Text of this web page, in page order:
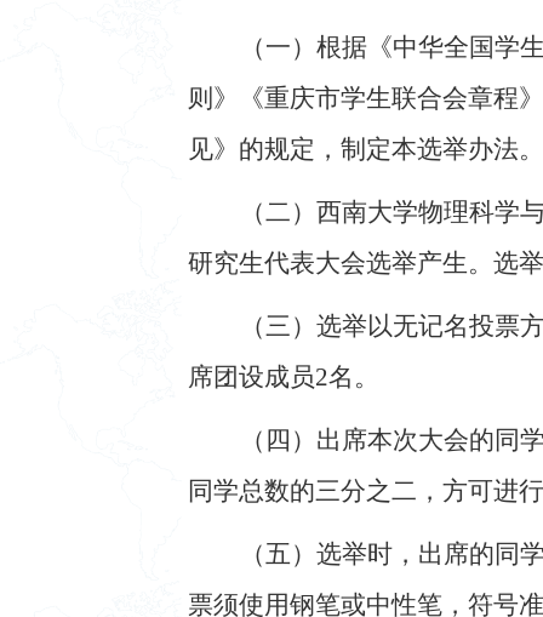
（一）根据《中华全国学
则》《重庆市学生联合会章程
见》的规定，制定本选举办法。
（二）西南大学物理科学
研究生代表大会选举产生。选
（三）选举以无记名投票
席团设成员2名。
（四）出席本次大会的同
同学总数的三分之二，方可进
（五）选举时，出席的同
票须使用钢笔或中性笔，符号